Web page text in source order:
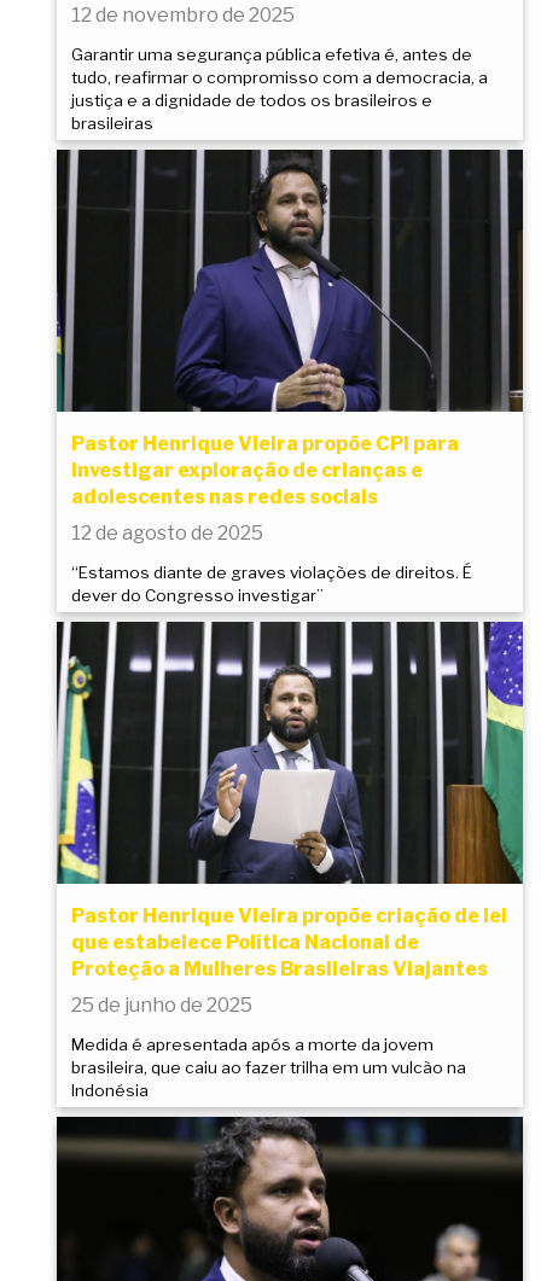
12 de novembro de 2025
Garantir uma segurança pública efetiva é, antes de
tudo, reafirmar o compromisso com a democracia, a
justiça e a dignidade de todos os brasileiros e
brasileiras
Pastor Henrique Vieira propõe CPI para
investigar exploração de crianças e
adolescentes nas redes sociais
12 de agosto de 2025
“Estamos diante de graves violações de direitos. É
dever do Congresso investigar”
Pastor Henrique Vieira propõe criação de lei
que estabelece Política Nacional de
Proteção a Mulheres Brasileiras Viajantes
25 de junho de 2025
Medida é apresentada após a morte da jovem
brasileira, que caiu ao fazer trilha em um vulcão na
Indonésia